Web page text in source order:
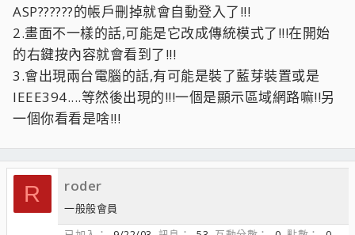
ASP??????的帳戶刪掉就會自動登入了!!!
2.畫面不一樣的話,可能是它改成傳統模式了!!!在開始
的右鍵按內容就會看到了!!!
3.會出現兩台電腦的話,有可能是裝了藍芽裝置或是
IEEE394....等然後出現的!!!一個是顯示區域網路嘛!!另
一個你看看是啥!!!
R roder
一般般會員